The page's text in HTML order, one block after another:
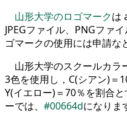
山形大学のロゴマークは
JPEGファイル、PNGファ
ゴマークの使用には申請な
山形大学のスクールカラ
3色を使用し，C(シアン)＝
Y(イエロー)＝70％を割合
ーでは、 #00664dになりま